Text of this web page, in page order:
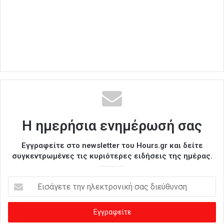
Η ημερήσια ενημέρωσή σας
Εγγραφείτε στο newsletter του Hours.gr και δείτε
συγκεντρωμένες τις κυριότερες ειδήσεις της ημέρας.
σ